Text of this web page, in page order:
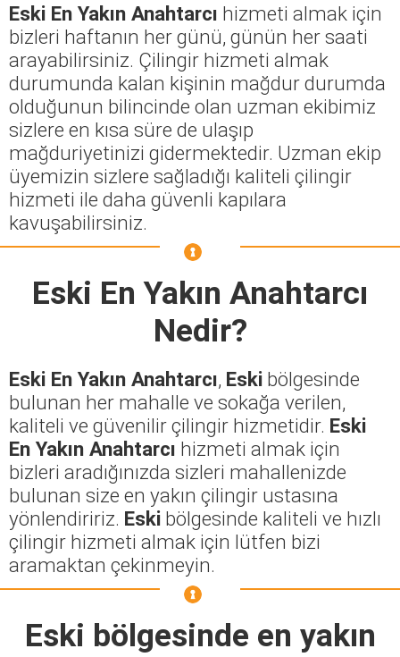
Eski En Yakın Anahtarcı hizmeti almak için
bizleri haftanın her günü, günün her saati
arayabilirsiniz. Çilingir hizmeti almak
durumunda kalan kişinin mağdur durumda
olduğunun bilincinde olan uzman ekibimiz
sizlere en kısa süre de ulaşıp
mağduriyetinizi gidermektedir. Uzman ekip
üyemizin sizlere sağladığı kaliteli çilingir
hizmeti ile daha güvenli kapılara
kavuşabilirsiniz.
Eski En Yakın Anahtarcı
Nedir?
Eski En Yakın Anahtarcı, Eski bölgesinde
bulunan her mahalle ve sokağa verilen,
kaliteli ve güvenilir çilingir hizmetidir. Eski
En Yakın Anahtarcı hizmeti almak için
bizleri aradığınızda sizleri mahallenizde
bulunan size en yakın çilingir ustasına
yönlendiririz. Eski bölgesinde kaliteli ve hızlı
çilingir hizmeti almak için lütfen bizi
aramaktan çekinmeyin.
Eski bölgesinde en yakın